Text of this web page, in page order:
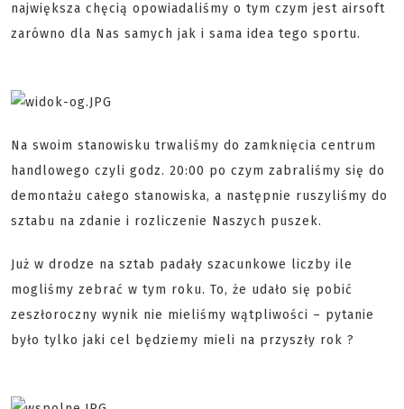
największa chęcią opowiadaliśmy o tym czym jest airsoft
zarówno dla Nas samych jak i sama idea tego sportu.
Na swoim stanowisku trwaliśmy do zamknięcia centrum
handlowego czyli godz. 20:00 po czym zabraliśmy się do
demontażu całego stanowiska, a następnie ruszyliśmy do
sztabu na zdanie i rozliczenie Naszych puszek.
Już w drodze na sztab padały szacunkowe liczby ile
mogliśmy zebrać w tym roku. To, że udało się pobić
zeszłoroczny wynik nie mieliśmy wątpliwości – pytanie
było tylko jaki cel będziemy mieli na przyszły rok ?